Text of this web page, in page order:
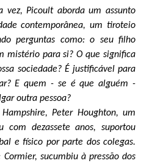
vez, Picoult aborda um assunto
contemporânea, um tiroteio
perguntas como: o seu filho
mistério para si? O que significa
sociedade? É justificável para
E quem - se é que alguém -
outra pessoa?
Peter Houghton, um
com dezassete anos, suportou
e físico por parte dos colegas.
Cormier, sucumbiu à pressão dos